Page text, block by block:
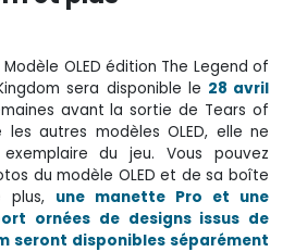
OLED édition The Legend of
sera disponible le 28 avril
avant la sortie de Tears of
les autres modèles OLED, elle ne
du jeu. Vous pouvez
du modèle OLED et de sa boîte
plus, une manette Pro et une
ornées de designs issus de
seront disponibles séparément